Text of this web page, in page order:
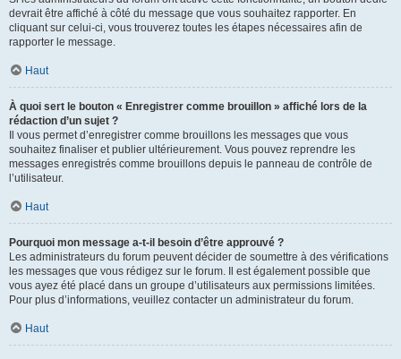
devrait être affiché à côté du message que vous souhaitez rapporter. En
cliquant sur celui-ci, vous trouverez toutes les étapes nécessaires afin de
rapporter le message.
Haut
À quoi sert le bouton « Enregistrer comme brouillon » affiché lors de la
rédaction d’un sujet ?
Il vous permet d’enregistrer comme brouillons les messages que vous
souhaitez finaliser et publier ultérieurement. Vous pouvez reprendre les
messages enregistrés comme brouillons depuis le panneau de contrôle de
l’utilisateur.
Haut
Pourquoi mon message a-t-il besoin d’être approuvé ?
Les administrateurs du forum peuvent décider de soumettre à des vérifications
les messages que vous rédigez sur le forum. Il est également possible que
vous ayez été placé dans un groupe d’utilisateurs aux permissions limitées.
Pour plus d’informations, veuillez contacter un administrateur du forum.
Haut